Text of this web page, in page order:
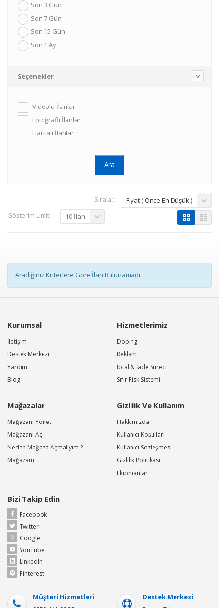
Son 3 Gün
Son 7 Gün
Son 15 Gün
Son 1 Ay
Seçenekler
Videolu İlanlar
Fotoğraflı İlanlar
Haritalı İlanlar
Sırala :
Fiyat ( Önce En Düşük )
Gösterim Limiti :
10 İlan
Aradığınız Kriterlere Göre İlan Bulunamadı.
Kurumsal
İletişim
Destek Merkezi
Yardım
Blog
Hizmetlerimiz
Doping
Reklam
İptal & İade Süreci
Sıfır Risk Sistemi
Mağazalar
Mağazanı Yönet
Mağazanı Aç
Neden Mağaza Açmalıyım ?
Mağazam
Gizlilik Ve Kullanım
Hakkımızda
Kullanıcı Koşulları
Kullanıcı Sözleşmesi
Gizlilik Politikası
Ekipmanlar
Bizi Takip Edin
Facebook
Twitter
Google
YouTube
LinkedIn
Pinterest
Müşteri Hizmetleri Destek Merkezi